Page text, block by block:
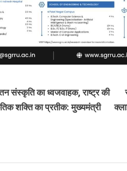
संस्कृति का ध्वजवाहक, राष्ट्र की
शक्ति का प्रतीक: मुख्यमंत्री